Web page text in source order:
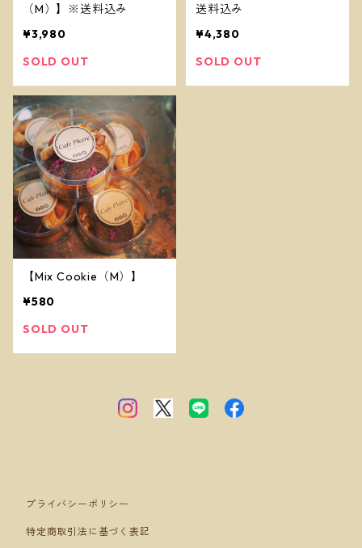
（M）】※送料込み
¥3,980
SOLD OUT
送料込み
¥4,380
SOLD OUT
【Mix Cookie（M）】
¥580
SOLD OUT
プライバシーポリシー
特定商取引法に基づく表記